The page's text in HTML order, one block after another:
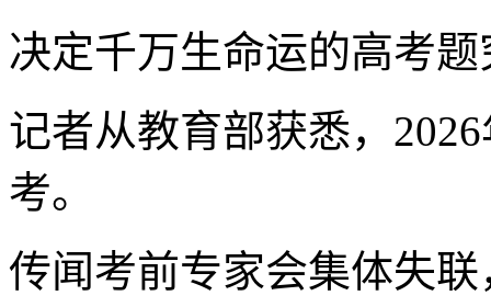
决定千万生命运的高考
记者从教育部获悉，
考。
传闻考前专家会集体失